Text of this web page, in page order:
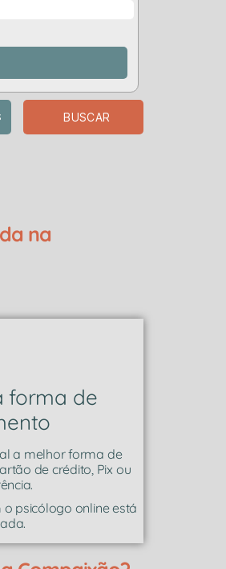
BUSCAR
na
forma de
a melhor forma de
de crédito, Pix ou
o psicólogo online está